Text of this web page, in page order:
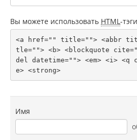
Вы можете использовать HTML-
<a href="" title=""> <abbr
tle=""> <b> <blockquote
del datetime=""> <em> <i>
e> <strong>
Имя